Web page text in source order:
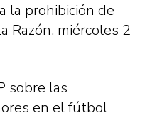
la prohibición de
Razón, miércoles 2
sobre las
en el fútbol